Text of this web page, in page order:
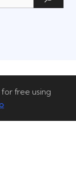
free using